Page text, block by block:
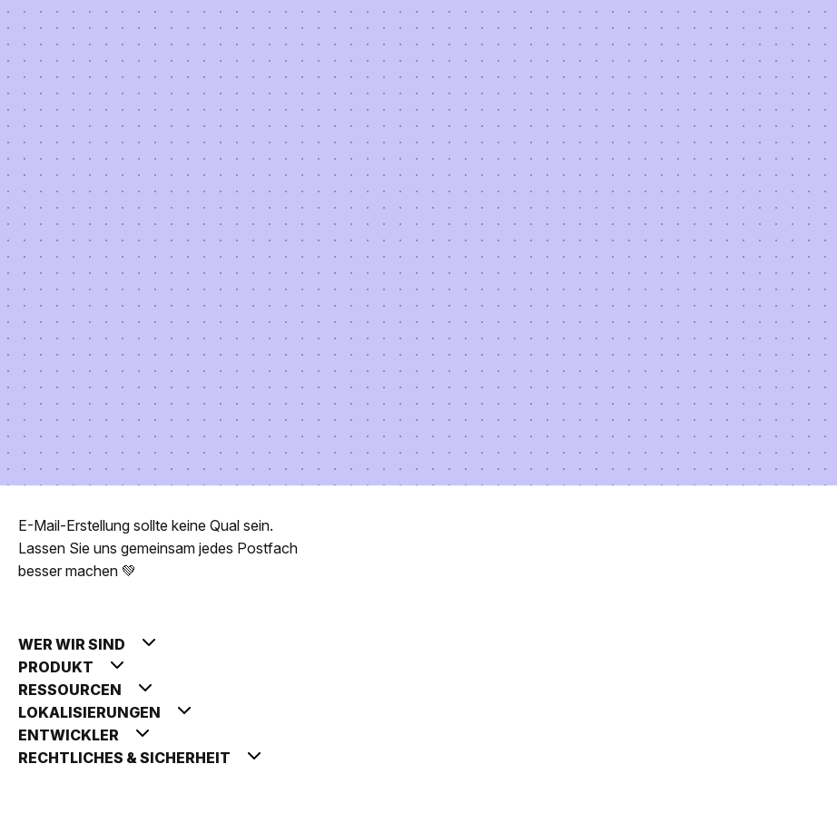
E-Mail-Erstellung sollte keine Qual sein.
Lassen Sie uns gemeinsam jedes Postfach
besser machen 💚
WER WIR SIND
PRODUKT
RESSOURCEN
LOKALISIERUNGEN
ENTWICKLER
RECHTLICHES & SICHERHEIT